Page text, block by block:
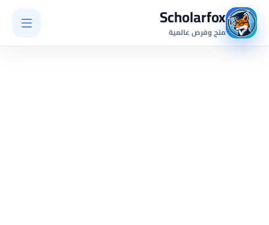
وفرص عالمية